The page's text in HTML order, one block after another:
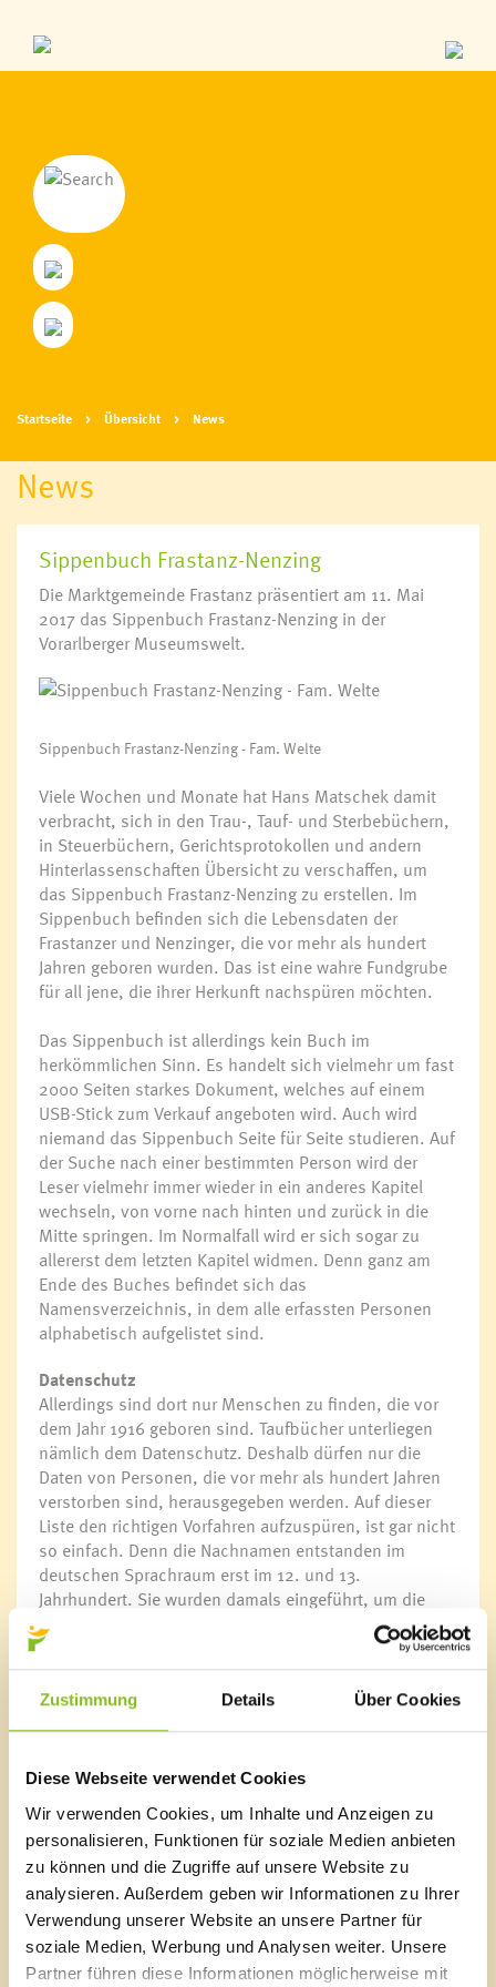
Zustimmung Details Über Cookies
Diese Webseite verwendet Cookies
Wir verwenden Cookies, um Inhalte und Anzeigen zu
personalisieren, Funktionen für soziale Medien anbieten
zu können und die Zugriffe auf unsere Website zu
analysieren. Außerdem geben wir Informationen zu Ihrer
Verwendung unserer Website an unsere Partner für
soziale Medien, Werbung und Analysen weiter. Unsere
Partner führen diese Informationen möglicherweise mit
Startseite Übersicht News
News
Sippenbuch Frastanz-Nenzing
Die Marktgemeinde Frastanz präsentiert am 11. Mai
2017 das Sippenbuch Frastanz-Nenzing in der
Vorarlberger Museumswelt.
Sippenbuch Frastanz-Nenzing - Fam. Welte
Viele Wochen und Monate hat Hans Matschek damit
verbracht, sich in den Trau-, Tauf- und Sterbebüchern,
in Steuerbüchern, Gerichtsprotokollen und andern
Hinterlassenschaften Übersicht zu verschaffen, um
das Sippenbuch Frastanz-Nenzing zu erstellen. Im
Sippenbuch befinden sich die Lebensdaten der
Frastanzer und Nenzinger, die vor mehr als hundert
Jahren geboren wurden. Das ist eine wahre Fundgrube
für all jene, die ihrer Herkunft nachspüren möchten.
Das Sippenbuch ist allerdings kein Buch im
herkömmlichen Sinn. Es handelt sich vielmehr um fast
2000 Seiten starkes Dokument, welches auf einem
USB-Stick zum Verkauf angeboten wird. Auch wird
niemand das Sippenbuch Seite für Seite studieren. Auf
der Suche nach einer bestimmten Person wird der
Leser vielmehr immer wieder in ein anderes Kapitel
wechseln, von vorne nach hinten und zurück in die
Mitte springen. Im Normalfall wird er sich sogar zu
allererst dem letzten Kapitel widmen. Denn ganz am
Ende des Buches befindet sich das
Namensverzeichnis, in dem alle erfassten Personen
alphabetisch aufgelistet sind.
Datenschutz
Allerdings sind dort nur Menschen zu finden, die vor
dem Jahr 1916 geboren sind. Taufbücher unterliegen
nämlich dem Datenschutz. Deshalb dürfen nur die
Daten von Personen, die vor mehr als hundert Jahren
verstorben sind, herausgegeben werden. Auf dieser
Liste den richtigen Vorfahren aufzuspüren, ist gar nicht
so einfach. Denn die Nachnamen entstanden im
deutschen Sprachraum erst im 12. und 13.
Jahrhundert. Sie wurden damals eingeführt, um die
vielen gleichen Namensträger in einem Ort zu
unterscheiden.
Pfarrer bestimmte die Schreibweise
Viele Nachnamen haben einen geographischen Bezug -
Ludesch), Wiederin (Bauernhof bei den Weiden) oder
Walser (aus dem Wallis). Aber auch
Berufsbezeichnungen waren als Namensgeber beliebt.
Beck, Geiger, Müller, Scherer, Schmid, Schmidle oder
Zimmermann sind hier augenscheinliche Beispiele.
Andere Familiennamen sind von den Vornamen
abgeleitet wie etwa Bertsch (von Berthold), Gabriel,
Lutz, Thöni (von Anton), Tschann (rätoromanisch für